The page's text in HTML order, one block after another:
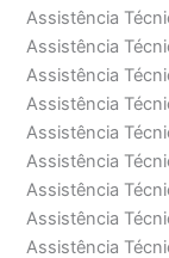
Assistência
Assistência
Assistência
Assistência
Assistência
Assistência
Assistência
Assistência
Assistência